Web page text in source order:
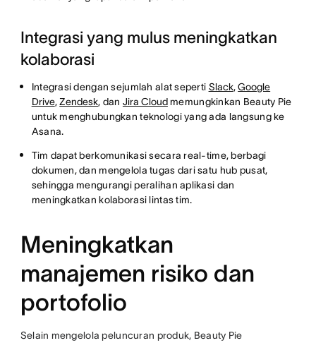
Integrasi yang mulus meningkatkan
kolaborasi
Integrasi dengan sejumlah alat seperti Slack,Google
Drive,Zendesk, dan Jira Cloudmemungkinkan Beauty Pie
untuk menghubungkan teknologi yang ada langsung ke
Asana.
Tim dapat berkomunikasi secara real-time, berbagi
dokumen, dan mengelola tugas dari satu hub pusat,
sehingga mengurangi peralihan aplikasi dan
meningkatkan kolaborasi lintas tim.
Meningkatkan
manajemen risiko dan
portofolio
Selain mengelola peluncuran produk, Beauty Pie